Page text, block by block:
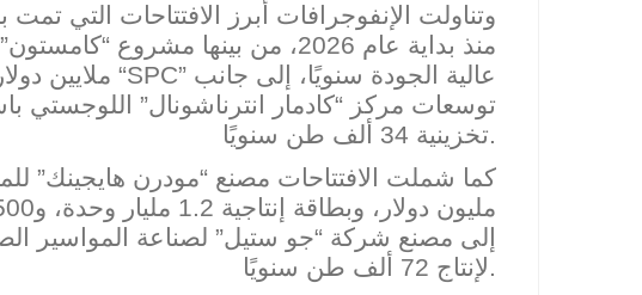
وتناولت الإنفوجرافات أبرز الافتتاحات التي
منذ بداية عام 2026، من بينها مشروع “كامستون
ملايين دولار، لإنتاج يات “SPC” عالية الجودة سنويًا، إلى جانب
تخزينية 34 ألف طن سنويًا.
لإنتاج 72 ألف طن سنويًا.